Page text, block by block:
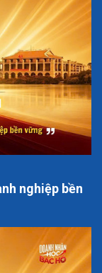
nghiệp bền